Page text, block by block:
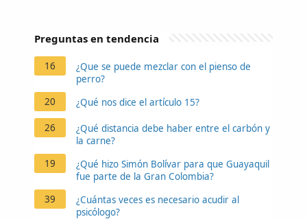
Preguntas en tendencia
16
¿Que se puede mezclar con el pienso de
perro?
20
¿Qué nos dice el artículo 15?
26
¿Qué distancia debe haber entre el carbón y
la carne?
19
¿Qué hizo Simón Bolívar para que Guayaquil
fue parte de la Gran Colombia?
39
¿Cuántas veces es necesario acudir al
psicólogo?